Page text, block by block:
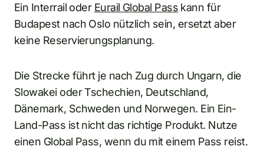
Ein Interrail oder Eurail Global Pass kann für
Budapest nach Oslo nützlich sein, ersetzt aber
keine Reservierungsplanung.
Die Strecke führt je nach Zug durch Ungarn, die
Slowakei oder Tschechien, Deutschland,
Dänemark, Schweden und Norwegen. Ein Ein-
Land-Pass ist nicht das richtige Produkt. Nutze
einen Global Pass, wenn du mit einem Pass reist.